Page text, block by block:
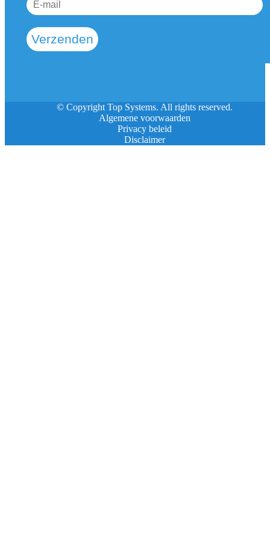
Verzenden
© Copyright Top Systems. All rights reserved.
Algemene voorwaarden
Privacy beleid
Disclaimer